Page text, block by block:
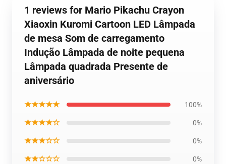
1 reviews for Mario Pikachu Crayon
Xiaoxin Kuromi Cartoon LED Lâmpada
de mesa Som de carregamento
Indução Lâmpada de noite pequena
Lâmpada quadrada Presente de
aniversário
★★★★★ 100%
★★★★☆ 0%
★★★☆☆ 0%
★★☆☆☆ 0%